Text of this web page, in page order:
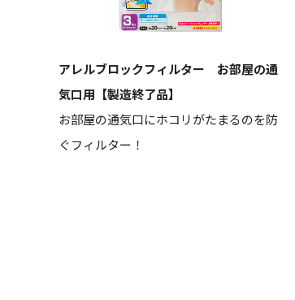
アレルブロックフィルター お部屋の通
気口用【製造終了品】
お部屋の通気口にホコリがたまるのを防
ぐフィルター！